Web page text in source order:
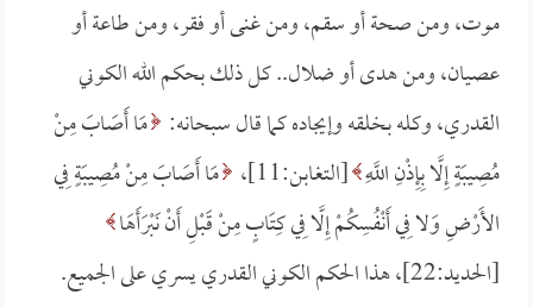
موت، ومن صحة أو سقم، ومن غنى أو فقر، ومن طاعة أو
عصيان، ومن هدى أو ضلال.. كل ذلك بحكم الله الكوني
القدري، وكله بخلقه وإيجاده كما قال سبحانه: مَا أَصَابَ مِنْ
مُصِيبَةٍ إِلَّا بِإِذْنِ اللَّهِ [التغابن:11]،
مَا أَصَابَ مِنْ مُصِيبَةٍ فِي
الأَرْضِ وَلا فِي أَنْفُسِكُمْ إِلَّا فِي كِتَابٍ مِنْ قَبْلِ أَنْ نَبْرَأَهَا
[الحديد:22]، هذا الحكم الكوني القدري يسري على الجميع.